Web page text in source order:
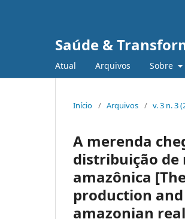
Saúde &
Atual Arquivos Sobre
Início / Arquivos / v. 3 n. 3
A merenda
distribuição de
amazônica
production
amazonian